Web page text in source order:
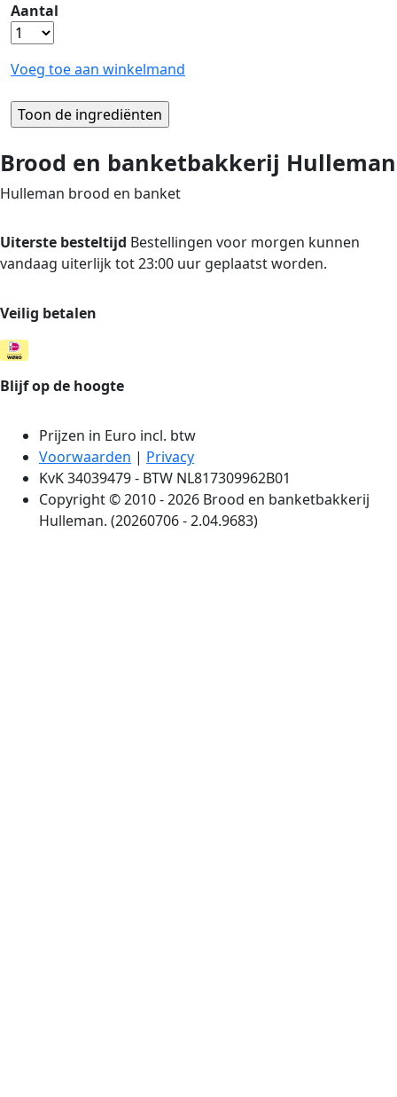
Aantal
Voeg toe aan winkelmand
Brood en banketbakkerij Hulleman
Hulleman brood en banket
Uiterste besteltijd Bestellingen voor morgen kunnen
vandaag uiterlijk tot 23:00 uur geplaatst worden.
Veilig betalen
Blijf op de hoogte
Prijzen in Euro incl. btw
Voorwaarden | Privacy
KvK 34039479 - BTW NL817309962B01
Copyright © 2010 - 2026 Brood en banketbakkerij
Hulleman. (20260706 - 2.04.9683)